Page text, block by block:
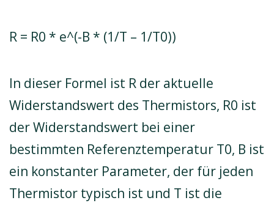
R = R0 * e^(-B * (1/T – 1/T0))
In dieser Formel ist R der aktuelle
Widerstandswert des Thermistors, R0 ist
der Widerstandswert bei einer
bestimmten Referenztemperatur T0, B ist
ein konstanter Parameter, der für jeden
Thermistor typisch ist und T ist die